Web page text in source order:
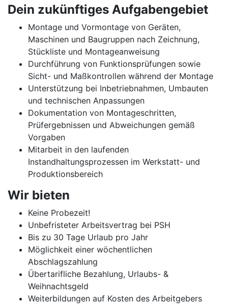
Dein zukünftiges Aufgabengebiet
Montage und Vormontage von Geräten,
Maschinen und Baugruppen nach Zeichnung,
Stückliste und Montageanweisung
Durchführung von Funktionsprüfungen sowie
Sicht- und Maßkontrollen während der Montage
Unterstützung bei Inbetriebnahmen, Umbauten
und technischen Anpassungen
Dokumentation von Montageschritten,
Prüfergebnissen und Abweichungen gemäß
Vorgaben
Mitarbeit in den laufenden
Instandhaltungsprozessen im Werkstatt- und
Produktionsbereich
Wir bieten
Keine Probezeit!
Unbefristeter Arbeitsvertrag bei PSH
Bis zu 30 Tage Urlaub pro Jahr
Möglichkeit einer wöchentlichen
Abschlagszahlung
Übertarifliche Bezahlung, Urlaubs- &
Weihnachtsgeld
Weiterbildungen auf Kosten des Arbeitgebers